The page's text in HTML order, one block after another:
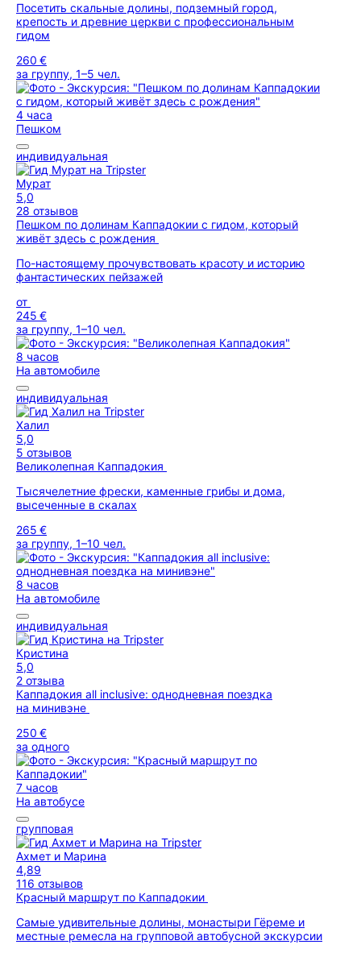
Посетить скальные долины, подземный город,
крепость и древние церкви с профессиональным
гидом
260 €
за группу, 1–5 чел.
4 часа
Пешком
индивидуальная
Мурат
5,0
28 отзывов
Пешком по долинам Каппадокии с гидом, который
живёт здесь с рождения
По-настоящему прочувствовать красоту и историю
фантастических пейзажей
от
245 €
за группу, 1–10 чел.
8 часов
На автомобиле
индивидуальная
Халил
5,0
5 отзывов
Великолепная Каппадокия
Тысячелетние фрески, каменные грибы и дома,
высеченные в скалах
265 €
за группу, 1–10 чел.
8 часов
На автомобиле
индивидуальная
Кристина
5,0
2 отзыва
Каппадокия all inclusive: однодневная поездка
на минивэне
250 €
за одного
7 часов
На автобусе
групповая
Ахмет и Марина
4,89
116 отзывов
Красный маршрут по Каппадокии
Самые удивительные долины, монастыри Гёреме и
местные ремесла на групповой автобусной экскурсии